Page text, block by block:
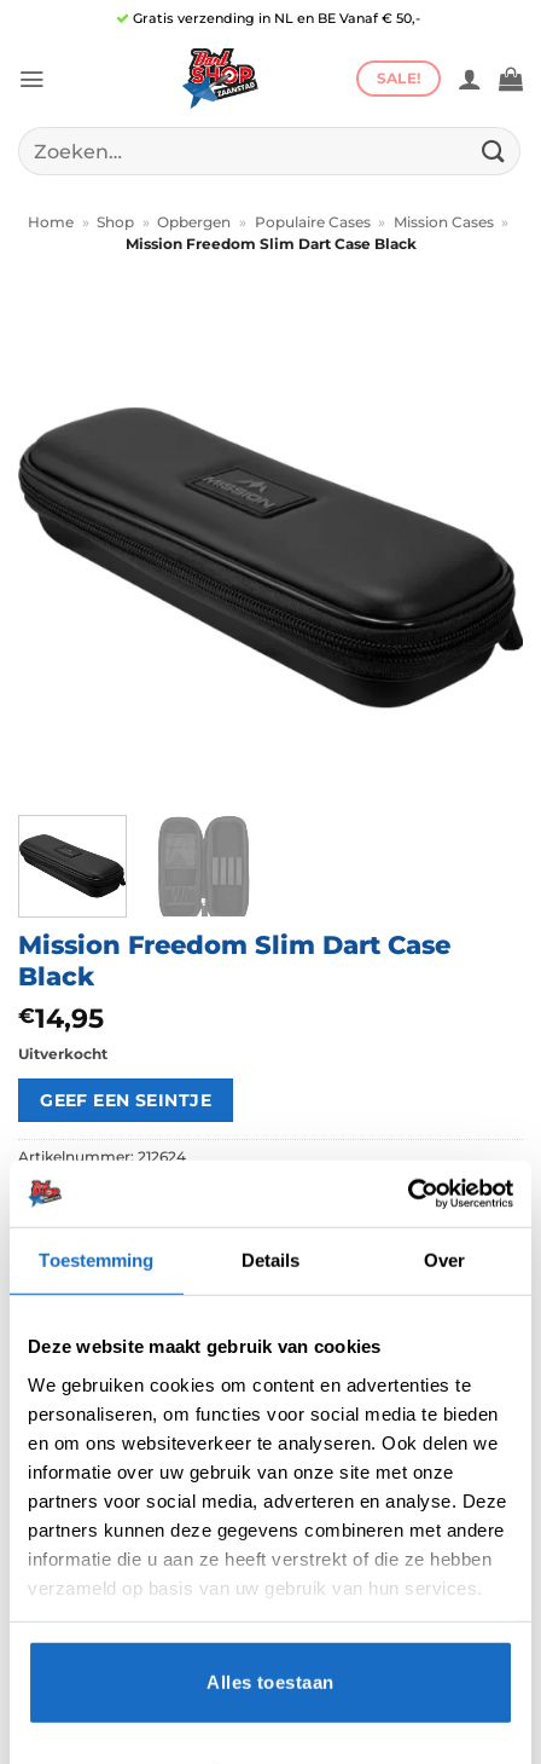
Toestemming Details Over
Deze website maakt gebruik van cookies
We gebruiken cookies om content en advertenties te
personaliseren, om functies voor social media te bieden
en om ons websiteverkeer te analyseren. Ook delen we
informatie over uw gebruik van onze site met onze
partners voor social media, adverteren en analyse. Deze
partners kunnen deze gegevens combineren met andere
informatie die u aan ze heeft verstrekt of die ze hebben
verzameld op basis van uw gebruik van hun services.
Alles toestaan
inhoud
Gratis verzending in NL en BE Vanaf € 50,-
SALE!
Zoeken
naar:
Home » Shop » Opbergen » Populaire Cases » Mission Cases »
Mission Freedom Slim Dart Case Black
Mission Freedom Slim Dart Case
Black
€14,95
Uitverkocht
Artikelnummer: 212624
Categorieën: Opbergen
Merk:Mission
Beoordelingen
Er zijn nog geen beoordelingen.
Enkel ingelogde klanten die dit
product gekocht hebben, kunnen een